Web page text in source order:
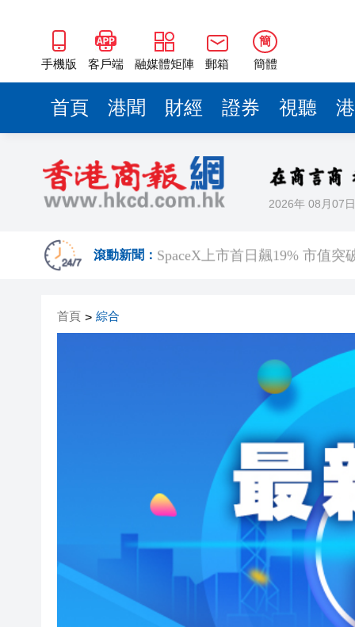
手機版 客戶端 融媒體矩陣 郵箱
簡
簡體
首頁 港聞 財經 證券 視聽
2026年 08月07日
滾動新聞：
【名家指點】住宅樓市居安思
有片丨【《給阿嬤的情書》香
有片丨【《給阿嬤的情書》香
警務處第2屆學警預備課程結
美國得州大規模槍擊 2死10傷
SpaceX上市首日飆19% 市值
有片丨【《給阿嬤的情書》香
以美食為媒拓文旅合作新局
警務處第2屆學警預備課程結
美國得州大規模槍擊 2死10傷
【港商時評】狗狗入食肆 先試
SpaceX上市首日飆19% 市值
【名家指點】住宅樓市居安思
有片丨【《給阿嬤的情書》香
有片丨【《給阿嬤的情書》香
首頁 > 綜合